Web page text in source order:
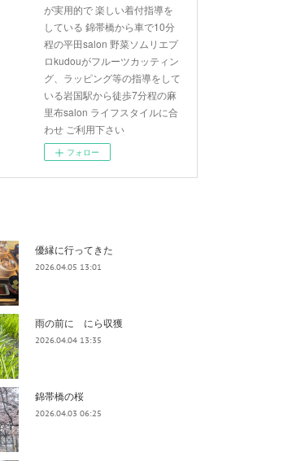
が実用的で 楽しい着付指導を
している 錦帯橋から車で10分
程の平田salon 野菜ソムリエプ
ロkudouがフルーツカッティン
グ、ラッピング等の指導をして
いる岩国駅から徒歩7分程の麻
里布salon ライフスタイルに合
わせ ご利用下さい
フォロー
優縁に行ってきた
2026.04.05 13:01
雨の前に にら収獲
2026.04.04 13:35
錦帯橋の桜
2026.04.03 06:25